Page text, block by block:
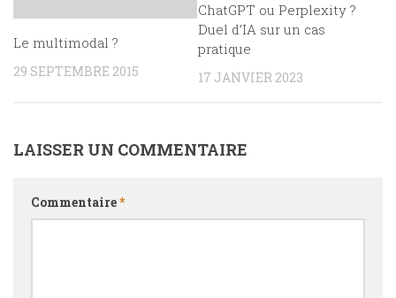
Le multimodal ?
29 SEPTEMBRE 2015
ChatGPT ou Perplexity ?
Duel d’IA sur un cas
pratique
17 JANVIER 2023
LAISSER UN COMMENTAIRE
Commentaire*